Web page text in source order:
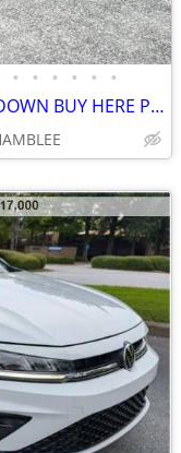
• • • • • •
2021 Volkswagen Jetta from $1600 DOWN BUY HERE PAY HERE YOUR JOB IS YO